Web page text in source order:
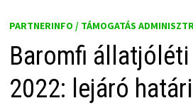
PARTNERINFO / TÁMOGATÁS
Baromfi
2022: lejáró